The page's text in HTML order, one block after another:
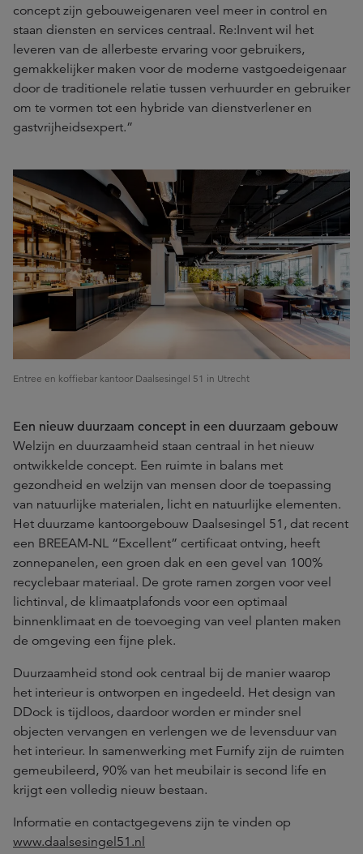
concept zijn gebouweigenaren veel meer in control en
staan diensten en services centraal. Re:Invent wil het
leveren van de allerbeste ervaring voor gebruikers,
gemakkelijker maken voor de moderne vastgoedeigenaar
door de traditionele relatie tussen verhuurder en gebruiker
om te vormen tot een hybride van dienstverlener en
gastvrijheidsexpert.”
Entree en koffiebar kantoor Daalsesingel 51 in Utrecht
Een nieuw duurzaam concept in een duurzaam gebouw
Welzijn en duurzaamheid staan centraal in het nieuw
ontwikkelde concept. Een ruimte in balans met
gezondheid en welzijn van mensen door de toepassing
van natuurlijke materialen, licht en natuurlijke elementen.
Het duurzame kantoorgebouw Daalsesingel 51, dat recent
een BREEAM-NL “Excellent” certificaat ontving, heeft
zonnepanelen, een groen dak en een gevel van 100%
recyclebaar materiaal. De grote ramen zorgen voor veel
lichtinval, de klimaatplafonds voor een optimaal
binnenklimaat en de toevoeging van veel planten maken
de omgeving een fijne plek.
Duurzaamheid stond ook centraal bij de manier waarop
het interieur is ontworpen en ingedeeld. Het design van
DDock is tijdloos, daardoor worden er minder snel
objecten vervangen en verlengen we de levensduur van
het interieur. In samenwerking met Furnify zijn de ruimten
gemeubileerd, 90% van het meubilair is second life en
krijgt een volledig nieuw bestaan.
Informatie en contactgegevens zijn te vinden op
www.daalsesingel51.nl